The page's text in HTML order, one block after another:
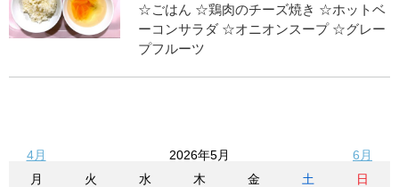
☆ごはん ☆鶏肉のチーズ焼き ☆ホットベ
ーコンサラダ ☆オニオンスープ ☆グレー
プフルーツ
4月 2026年5月
6月
月
火 水 木 金 土
日